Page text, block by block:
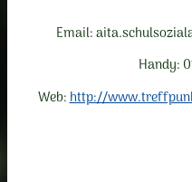
Email:
Handy:
Web:http://